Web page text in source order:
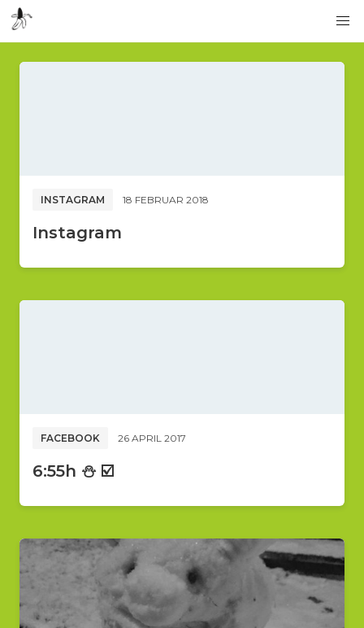
INSTAGRAM 18 FEBRUAR 2018
Instagram
FACEBOOK 26 APRIL 2017
6:55h ⛄️ ☑️